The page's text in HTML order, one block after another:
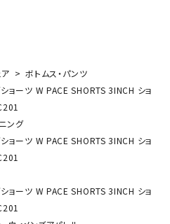
ボトムス・パンツ
ョーツ W PACE SHORTS 3INCH ショ
ング
ョーツ W PACE SHORTS 3INCH ショ
ョーツ W PACE SHORTS 3INCH ショ